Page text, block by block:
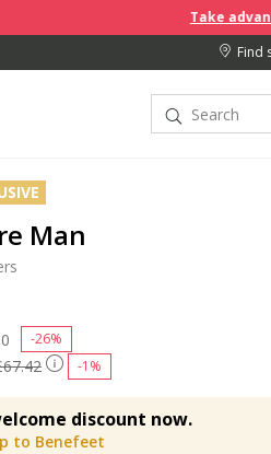
Take advantage of an
Find
Man
-1%
from
-26%
discount now.
to Benefeet